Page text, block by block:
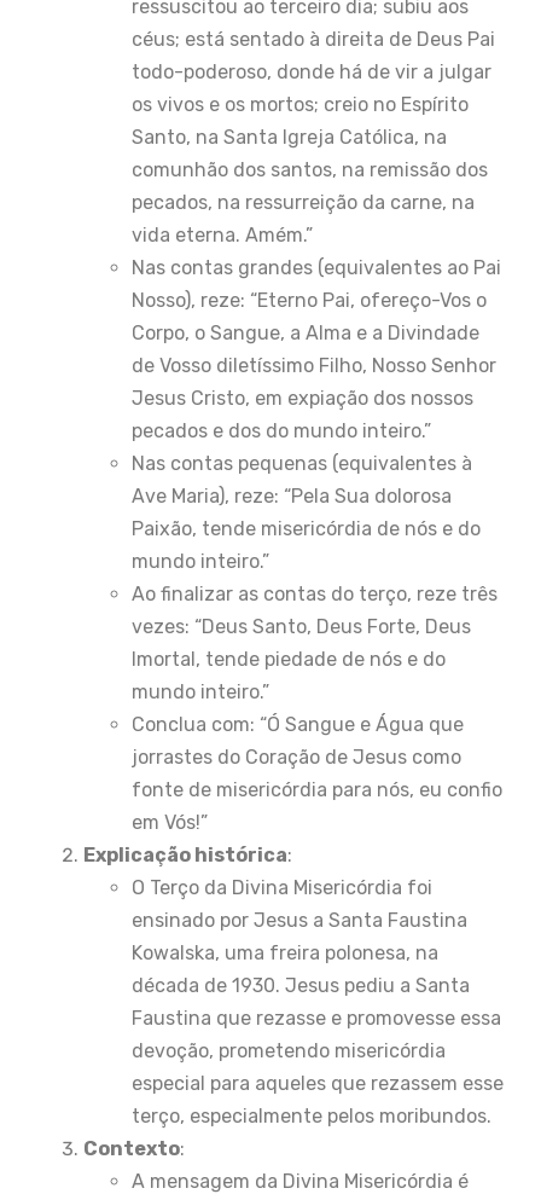
ressuscitou ao terceiro dia; subiu aos
céus; está sentado à direita de Deus Pai
todo-poderoso, donde há de vir a julgar
os vivos e os mortos; creio no Espírito
Santo, na Santa Igreja Católica, na
comunhão dos santos, na remissão dos
pecados, na ressurreição da carne, na
vida eterna. Amém.”
Nas contas grandes (equivalentes ao Pai
Nosso), reze: “Eterno Pai, ofereço-Vos o
Corpo, o Sangue, a Alma e a Divindade
de Vosso diletíssimo Filho, Nosso Senhor
Jesus Cristo, em expiação dos nossos
pecados e dos do mundo inteiro.”
Nas contas pequenas (equivalentes à
Ave Maria), reze: “Pela Sua dolorosa
Paixão, tende misericórdia de nós e do
mundo inteiro.”
Ao finalizar as contas do terço, reze três
vezes: “Deus Santo, Deus Forte, Deus
Imortal, tende piedade de nós e do
mundo inteiro.”
Conclua com: “Ó Sangue e Água que
jorrastes do Coração de Jesus como
fonte de misericórdia para nós, eu confio
em Vós!”
Explicação histórica:
O Terço da Divina Misericórdia foi
ensinado por Jesus a Santa Faustina
Kowalska, uma freira polonesa, na
década de 1930. Jesus pediu a Santa
Faustina que rezasse e promovesse essa
devoção, prometendo misericórdia
especial para aqueles que rezassem esse
terço, especialmente pelos moribundos.
Contexto:
A mensagem da Divina Misericórdia é